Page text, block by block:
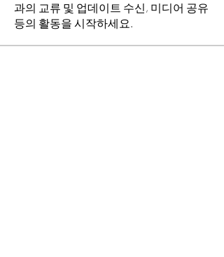
과의 교류 및 업데이트 수신, 미디어 공유
등의 활동을 시작하세요.